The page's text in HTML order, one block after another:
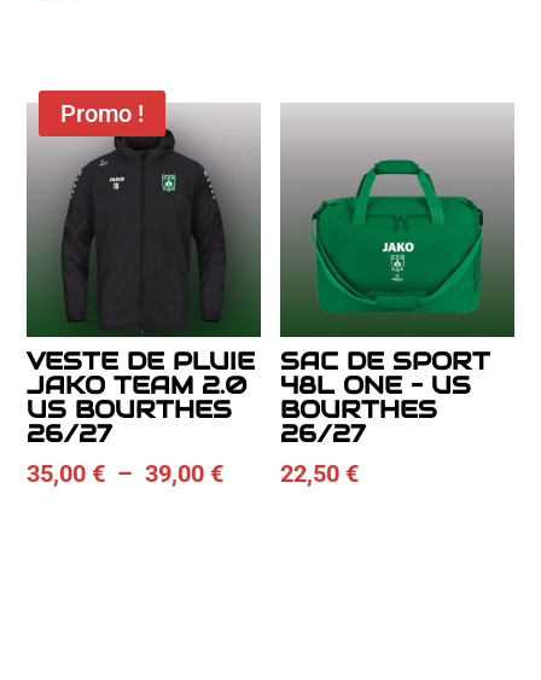
Promo !
VESTE DE PLUIE
JAKO TEAM 2.0
US BOURTHES
26/27
35,00€ – 39,00€Plage
SAC DE SPORT
48L ONE – US
BOURTHES
26/27
22,50€